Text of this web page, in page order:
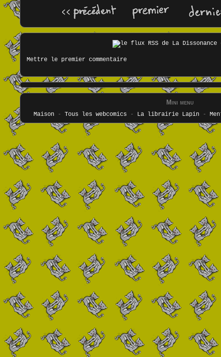
Mettre le premier commentaire
Mini menu
Maison- Tous les webcomics - La librairie Lapin-